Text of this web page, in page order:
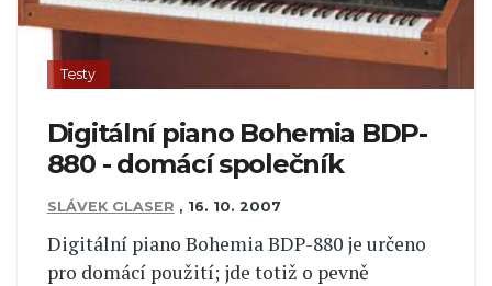
Testy
Digitální piano Bohemia BDP-
880 - domácí společník
SLÁVEK GLASER , 16. 10. 2007
Digitální piano Bohemia BDP-880 je určeno
pro domácí použití; jde totiž o pevně